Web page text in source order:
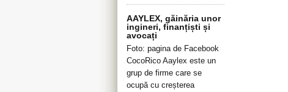
AAYLEX, găinăria unor
ingineri, finanțiști și
avocați
Foto: pagina de Facebook
CocoRico Aaylex este un
grup de firme care se
ocupă cu creșterea